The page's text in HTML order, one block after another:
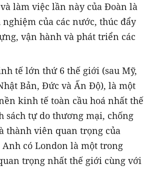
làm việc lần này của Đoàn là
của các nước, thúc đẩy
vận hành và phát triển các
tế lớn thứ 6 thế giới (sau Mỹ,
Bản, Đức và Ấn Độ), là một
kinh tế toàn cầu hoá nhất thế
sách tự do thương mại, chống
thành viên quan trọng của
Anh có London là một trong
trọng nhất thế giới cùng với